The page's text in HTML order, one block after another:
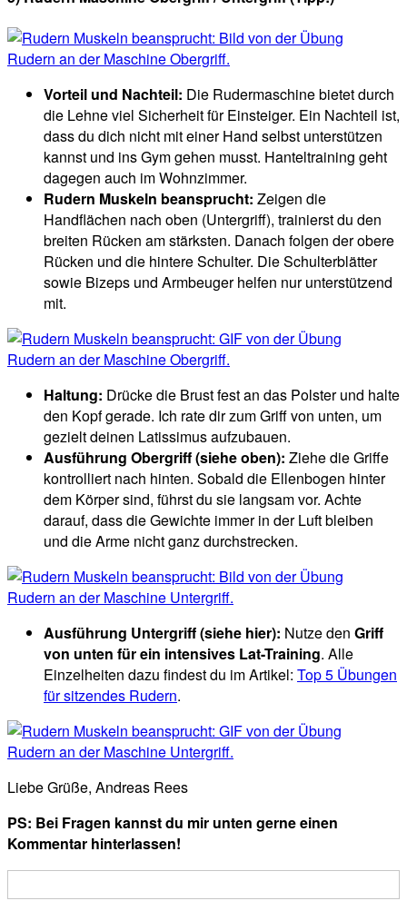
Vorteil und Nachteil: Die Rudermaschine bietet durch
die Lehne viel Sicherheit für Einsteiger. Ein Nachteil ist,
dass du dich nicht mit einer Hand selbst unterstützen
kannst und ins Gym gehen musst. Hanteltraining geht
dagegen auch im Wohnzimmer.
Rudern Muskeln beansprucht: Zeigen die
Handflächen nach oben (Untergriff), trainierst du den
breiten Rücken am stärksten. Danach folgen der obere
Rücken und die hintere Schulter. Die Schulterblätter
sowie Bizeps und Armbeuger helfen nur unterstützend
mit.
Haltung: Drücke die Brust fest an das Polster und halte
den Kopf gerade. Ich rate dir zum Griff von unten, um
gezielt deinen Latissimus aufzubauen.
Ausführung Obergriff (siehe oben): Ziehe die Griffe
kontrolliert nach hinten. Sobald die Ellenbogen hinter
dem Körper sind, führst du sie langsam vor. Achte
darauf, dass die Gewichte immer in der Luft bleiben
und die Arme nicht ganz durchstrecken.
Ausführung Untergriff (siehe hier): Nutze den Griff
von unten für ein intensives Lat-Training. Alle
Einzelheiten dazu findest du im Artikel: Top 5 Übungen
für sitzendes Rudern.
Liebe Grüße, Andreas Rees
PS: Bei Fragen kannst du mir unten gerne einen
Kommentar hinterlassen!